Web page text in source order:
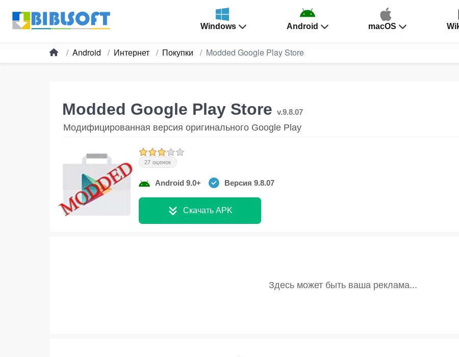
Windows Android macOS
Android Интернет Покупки Modded Google Play Store
Modded Google Play Store v.9.8.07
Модифицированная версия оригинального Google Play
27 оценок
Android 9.0+ Версия 9.8.07
Скачать APK